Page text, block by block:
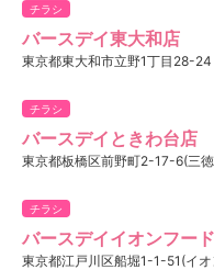
チラシ
バースデイ東大和店
東京都東大和市立野1丁目28-24
チラシ
バースデイときわ台店
東京都板橋区前野町2-17-6(三
チラシ
バースデイイオンフー
東京都江戸川区船堀1-1-51(イ